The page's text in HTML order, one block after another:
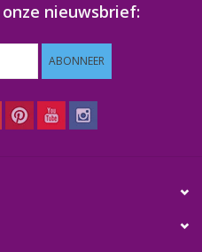
nieuwsbrief:
ABONNEER